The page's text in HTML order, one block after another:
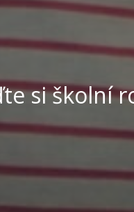
si školní